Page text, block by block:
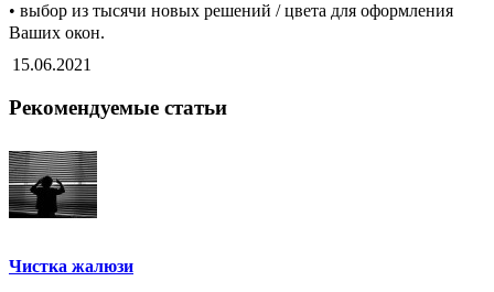
• выбор из тысячи новых решений / цвета для оформления
Ваших окон.
15.06.2021
Рекомендуемые статьи
Чистка жалюзи